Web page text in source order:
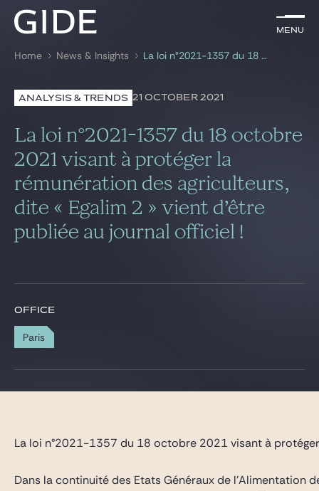
Menu
Search by keywords
Menu
Lawyers
Practices
Global
News & Insights
Gide Pro Bono and CSR
Blog Real Estate
Home News & Insights La loi n°2021-1357 du 18 octobre 2021 visant à protéger la rémunération des agriculteurs, dite « Egalim 2 » vient d’être publiée au journal officiel !
ANALYSIS & TRENDS 21 OCTOBER 2021
La loi n°2021-1357 du 18 octobre
2021 visant à protéger la
rémunération des agriculteurs,
dite « Egalim 2 » vient d’être
publiée au journal officiel !
OFFICE
Paris
La loi n°2021-1357 du 18 octobre 2021 visant à
Dans la continuité des Etats Généraux de l’Alimentation